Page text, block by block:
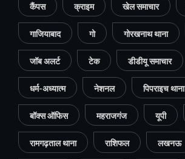
कैंपस क्राइम खेल समाचार
गाजियाबाद गो गोरखनाथ थाना
जॉब अलर्ट टेक डीडीयू समाचार
धर्म-अध्यात्म नेशनल पिपराइच थाना
बॉक्स ऑफिस महराजगंज यूपी
रामगढ़ताल थाना राशिफल लखनऊ